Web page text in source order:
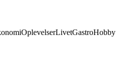
OplevelserLivetGastroHobby